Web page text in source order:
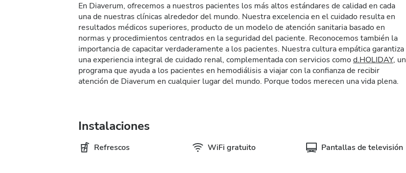
En Diaverum, ofrecemos a nuestros pacientes los más altos estándares de calidad en cada
una de nuestras clínicas alrededor del mundo. Nuestra excelencia en el cuidado resulta en
resultados médicos superiores, producto de un modelo de atención sanitaria basado en
normas y procedimientos centrados en la seguridad del paciente. Reconocemos también la
importancia de capacitar verdaderamente a los pacientes. Nuestra cultura empática garantiza
una experiencia integral de cuidado renal, complementada con servicios comod.HOLIDAY, un
programa que ayuda a los pacientes en hemodiálisis a viajar con la confianza de recibir
atención de Diaverum en cualquier lugar del mundo. Porque todos merecen una vida plena.
Instalaciones
Refrescos WiFi gratuito Pantallas de televisión